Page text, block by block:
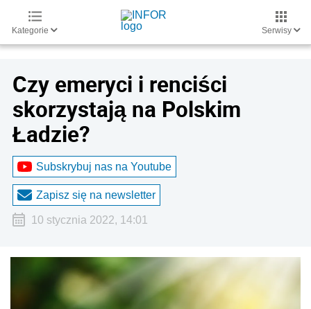
Kategorie Serwisy
Czy emeryci i renciści
skorzystają na Polskim
Ładzie?
Subskrybuj nas na Youtube
Zapisz się na newsletter
10 stycznia 2022, 14:01